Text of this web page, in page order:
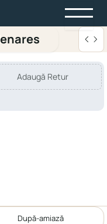
Adaugă Retur
După-amiază